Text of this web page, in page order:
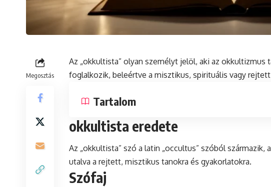
Megosztás
Az „okkultista” olyan személyt jelöl, aki az okkultizmus
foglalkozik, beleértve a misztikus, spirituális vagy
Tartalom
okkultista eredete
Az „okkultista” szó a latin „occultus” szóból származik,
utalva a rejtett, misztikus tanokra és gyakorlatokra.
Szófaj